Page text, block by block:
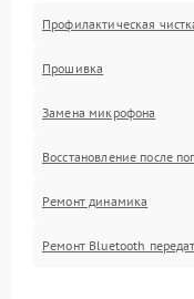
Профилактическая
Прошивка
Замена микрофона
Восстановление после
Ремонт динамика
Ремонт Bluetooth